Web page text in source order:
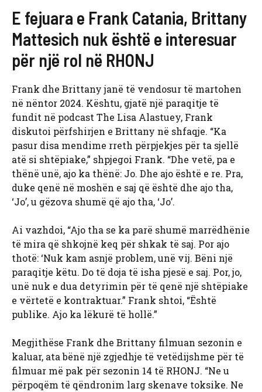
E fejuara e Frank Catania, Brittany
Mattesich nuk është e interesuar
për një rol në RHONJ
Frank dhe Brittany janë të vendosur të martohen
në nëntor 2024. Kështu, gjatë një paraqitje të
fundit në podcast The Lisa Alastuey, Frank
diskutoi përfshirjen e Brittany në shfaqje. “Ka
pasur disa mendime rreth përpjekjes për ta sjellë
atë si shtëpiake,” shpjegoi Frank. “Dhe vetë, pa e
thënë unë, ajo ka thënë: Jo. Dhe ajo është e re. Pra,
duke qenë në moshën e saj që është dhe ajo tha,
‘Jo’, u gëzova shumë që ajo tha, ‘Jo’.
Ai vazhdoi, “Ajo tha se ka parë shumë marrëdhënie
të mira që shkojnë keq për shkak të saj. Por ajo
thotë: ‘Nuk kam asnjë problem, unë vij. Bëni një
paraqitje këtu. Do të doja të isha pjesë e saj. Por, jo,
unë nuk e dua detyrimin për të qenë një shtëpiake
e vërtetë e kontraktuar.” Frank shtoi, “Është
publike. Ajo ka lëkurë të hollë.”
Megjithëse Frank dhe Brittany filmuan sezonin e
kaluar, ata bënë një zgjedhje të vetëdijshme për të
filmuar më pak për sezonin 14 të RHONJ. “Ne u
përpoqëm të qëndronim larg skenave toksike. Ne